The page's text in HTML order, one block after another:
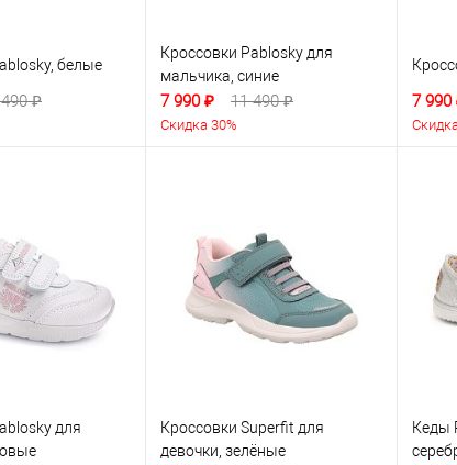
белые
₽
Кроссовки Pablosky для
мальчика, синие
7 990 ₽ 11 490 ₽
Скидка 30%
7 990
для
Кроссовки Superfit для
девочки, зелёные
Кеды